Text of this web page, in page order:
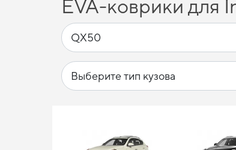
EVA-коврики для